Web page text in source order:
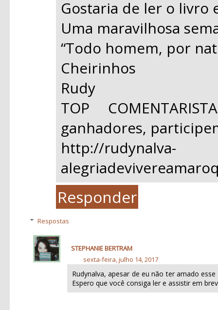
Gostaria de ler o livro
Uma maravilhosa
“Todo homem, por
Cheirinhos
Rudy
TOP
ganhadores,
http://rudynalva-
Responder
Respostas
STEPHANIE BERTRAM
sexta-feira, julho 14, 2017
Rudynalva, apesar de eu não ter amado
Espero que você consiga ler e assistir em